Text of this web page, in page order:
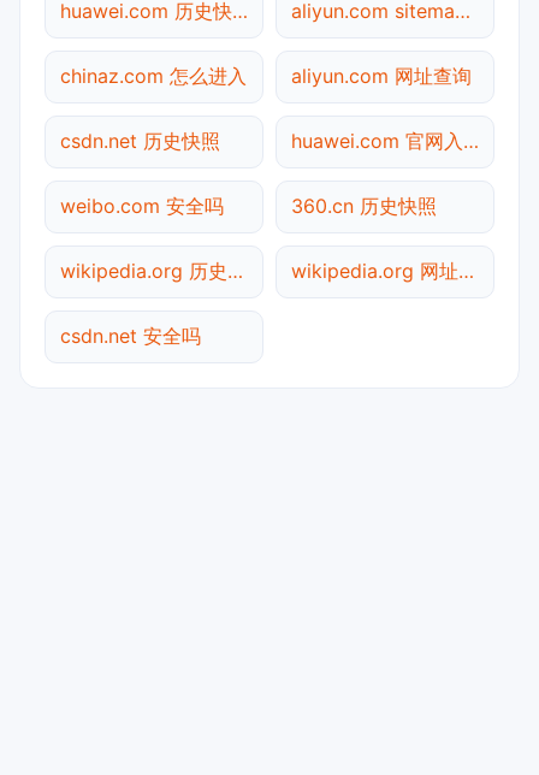
huawei.com 历史快照 aliyun.com sitemap.xml检测
chinaz.com 怎么进入 aliyun.com 网址查询
csdn.net 历史快照 huawei.com 官网入口
weibo.com 安全吗 360.cn 历史快照
wikipedia.org 历史快照 wikipedia.org 网址查询
csdn.net 安全吗